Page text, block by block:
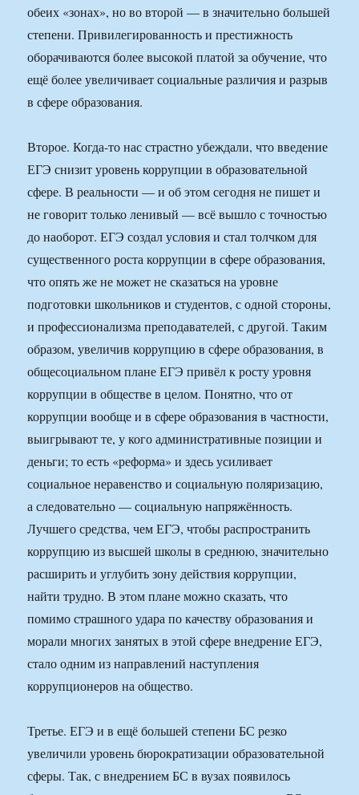
обеих «зонах», но во второй — в значительно большей
степени. Привилегированность и престижность
оборачиваются более высокой платой за обучение, что
ещё более увеличивает социальные различия и разрыв
в сфере образования.
Второе. Когда-то нас страстно убеждали, что введение
ЕГЭ снизит уровень коррупции в образовательной
сфере. В реальности — и об этом сегодня не пишет и
не говорит только ленивый — всё вышло с точностью
до наоборот. ЕГЭ создал условия и стал толчком для
существенного роста коррупции в сфере образования,
что опять же не может не сказаться на уровне
подготовки школьников и студентов, с одной стороны,
и профессионализма преподавателей, с другой. Таким
образом, увеличив коррупцию в сфере образования, в
общесоциальном плане ЕГЭ привёл к росту уровня
коррупции в обществе в целом. Понятно, что от
коррупции вообще и в сфере образования в частности,
выигрывают те, у кого административные позиции и
деньги; то есть «реформа» и здесь усиливает
социальное неравенство и социальную поляризацию,
а следовательно — социальную напряжённость.
Лучшего средства, чем ЕГЭ, чтобы распространить
коррупцию из высшей школы в среднюю, значительно
расширить и углубить зону действия коррупции,
найти трудно. В этом плане можно сказать, что
помимо страшного удара по качеству образования и
морали многих занятых в этой сфере внедрение ЕГЭ,
стало одним из направлений наступления
коррупционеров на общество.
Третье. ЕГЭ и в ещё большей степени БС резко
увеличили уровень бюрократизации образовательной
сферы. Так, с внедрением БС в вузах появилось